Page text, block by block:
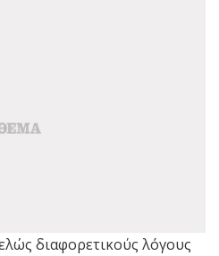
διαφορετικούς λόγους